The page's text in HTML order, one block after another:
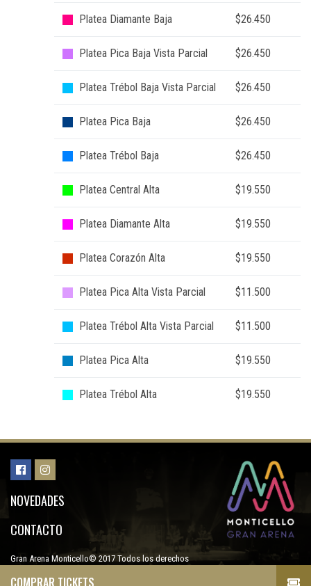
COMPRAR TICKETS
Platea Diamante Baja $26.450
Platea Pica Baja Vista Parcial $26.450
Platea Trébol Baja Vista Parcial $26.450
Platea Pica Baja $26.450
Platea Trébol Baja $26.450
Platea Central Alta $19.550
Platea Diamante Alta $19.550
Platea Corazón Alta $19.550
Platea Pica Alta Vista Parcial $11.500
Platea Trébol Alta Vista Parcial $11.500
Platea Pica Alta $19.550
Platea Trébol Alta $19.550
NOVEDADES
CONTACTO
Gran Arena Monticello© 2017 Todos los derechos
reservados